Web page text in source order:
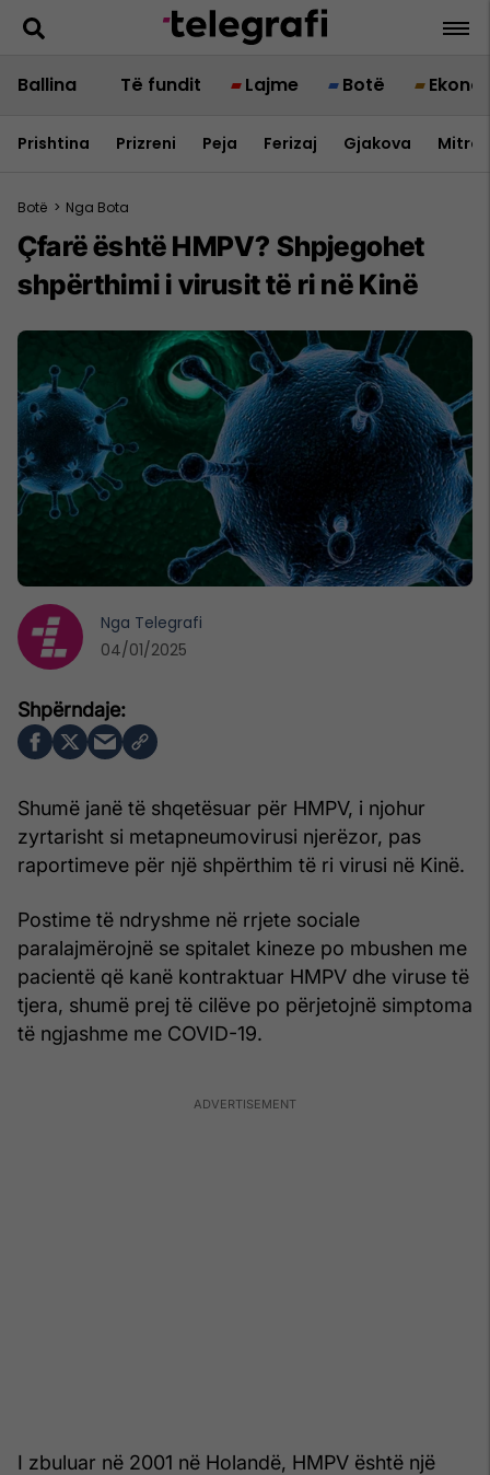
Ballina Të fundit Lajme Botë
Prishtina Prizreni Peja Ferizaj Gjakova
Botë > Nga Bota
Çfarë është HMPV? Shpjegohet
shpërthimi i virusit të ri në Kinë
Shumë janë të shqetësuar për HMPV, i njohur
zyrtarisht si metapneumovirusi njerëzor, pas
raportimeve për një shpërthim të ri virusi në Kinë.
Postime të ndryshme në rrjete sociale
paralajmërojnë se spitalet kineze po mbushen me
pacientë që kanë kontraktuar HMPV dhe viruse të
tjera, shumë prej të cilëve po përjetojnë simptoma
të ngjashme me COVID-19.
I zbuluar në 2001 në Holandë, HMPV është një
Nga Telegrafi
04/01/2025